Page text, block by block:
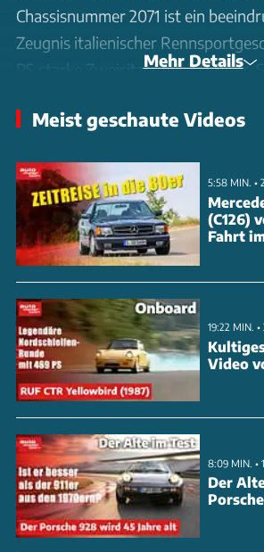
Chassisnummer 2071 ist ein
Zeugnis italienischer
PS starke Zweisitzer mit 2,0-Liter-
seinen größten Erfolg: Platz 6 im
erhaltenen Rennwagen, der trotz
Rennnutzung, unter anderem bei
1956, nahezu unfallfrei blieb.
Der jüngste Verkäufer besaß den
zum zweiten Mal. Bei der
der Sportwagen einen Preis von 3,4
Der Rennwagen besticht durch
Reihensechszylinder mit drei
Doppelzündung, der bei 7.300 U/min
Maximalleistung entwickelt.
Mehr Details
Meist geschaute Videos
5:58 MIN. •
(C126)
Fahrt
19:22 MIN.
Video
8:09 MIN. •
Der